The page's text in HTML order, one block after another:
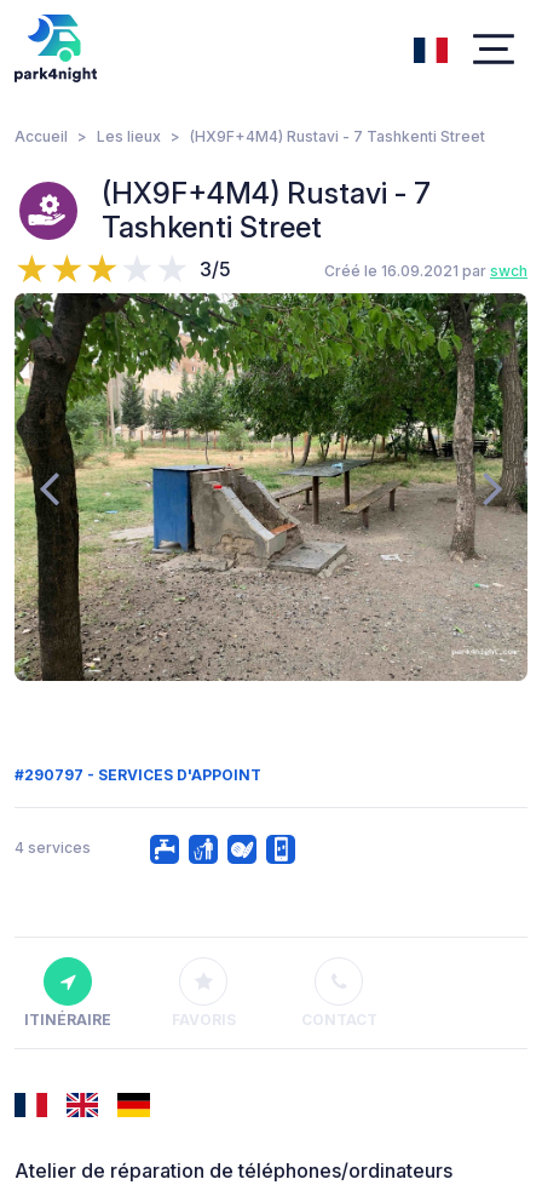
Accueil Les lieux (HX9F+4M4) Rustavi - 7 Tashkenti Street
(HX9F+4M4) Rustavi - 7
Tashkenti Street
3/5 Créé le 16.09.2021 par swch
#290797 - SERVICES D'APPOINT
4 services
ITINÉRAIRE FAVORIS CONTACT
Atelier de réparation de téléphones/ordinateurs